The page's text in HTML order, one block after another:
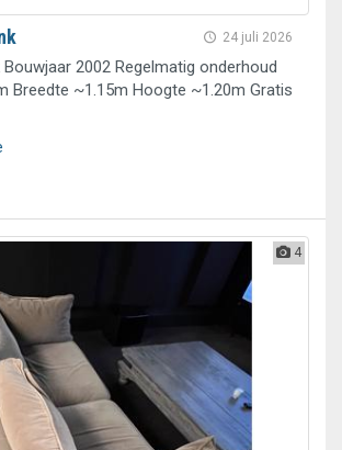
24 juli 2026
2002 Regelmatig onderhoud
Breedte ~1.15m Hoogte ~1.20m Gratis
4